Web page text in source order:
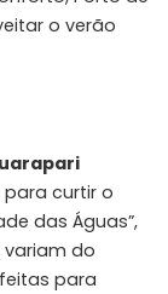
o verão
curtir o
das Águas”,
variam do
para